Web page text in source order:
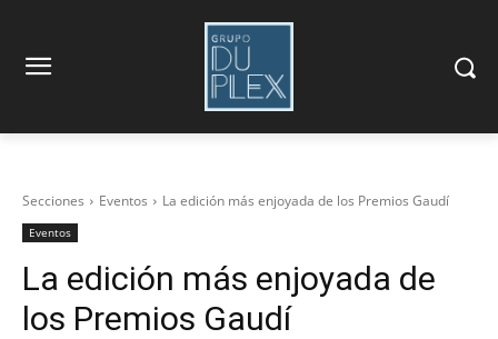
Secciones Eventos La edición más enjoyada de los Premios Gaudí
Eventos
La edición más enjoyada de
los Premios Gaudí